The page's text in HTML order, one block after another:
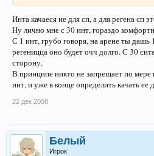
Инта качаеся не для сп, а для регена сп
Ну лично мне с 30 инт, гораздо
С 1 инт, грубо говоря, на арене ты дашь
регеницца оно будет очч долго. С 30
сторону.
В принципе никто не запрещает по мере
инт, и уже в конце определить качать ее
22 дек 2008
Белый
Игрок